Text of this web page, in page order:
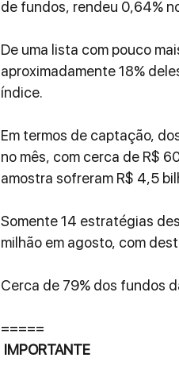
de fundos, rendeu 0,64%
De uma lista com pouco
aproximadamente 18%
índice.
Em termos de captação,
no mês, com cerca de R$
amostra sofreram R$ 4,5
Somente 14 estratégias
milhão em agosto, com
Cerca de 79% dos fundos
=====
IMPORTANTE